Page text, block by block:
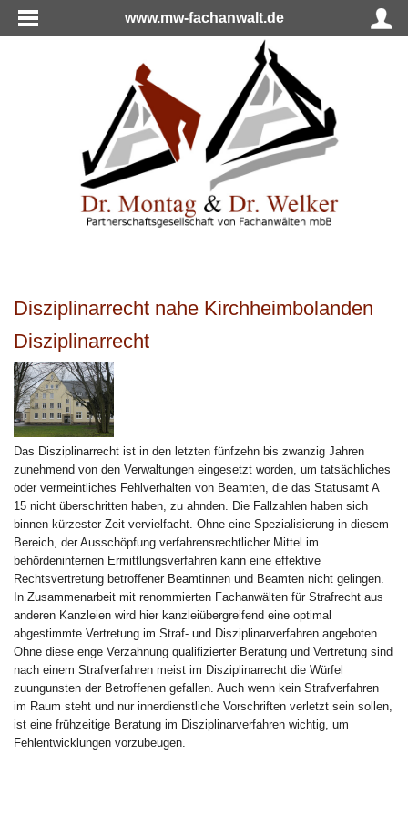
www.mw-fachanwalt.de
Disziplinarrecht nahe Kirchheimbolanden
Disziplinarrecht
Das Disziplinarrecht ist in den letzten fünfzehn bis zwanzig Jahren
zunehmend von den Verwaltungen eingesetzt worden, um tatsächliches
oder vermeintliches Fehlverhalten von Beamten, die das Statusamt A
15 nicht überschritten haben, zu ahnden. Die Fallzahlen haben sich
binnen kürzester Zeit vervielfacht. Ohne eine Spezialisierung in diesem
Bereich, der Ausschöpfung verfahrensrechtlicher Mittel im
behördeninternen Ermittlungsverfahren kann eine effektive
Rechtsvertretung betroffener Beamtinnen und Beamten nicht gelingen.
In Zusammenarbeit mit renommierten Fachanwälten für Strafrecht aus
anderen Kanzleien wird hier kanzleiübergreifend eine optimal
abgestimmte Vertretung im Straf- und Disziplinarverfahren angeboten.
Ohne diese enge Verzahnung qualifizierter Beratung und Vertretung sind
nach einem Strafverfahren meist im Disziplinarrecht die Würfel
zuungunsten der Betroffenen gefallen. Auch wenn kein Strafverfahren
im Raum steht und nur innerdienstliche Vorschriften verletzt sein sollen,
ist eine frühzeitige Beratung im Disziplinarverfahren wichtig, um
Fehlentwicklungen vorzubeugen.